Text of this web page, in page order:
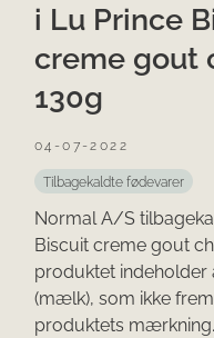
i Lu Prince
creme gout
130g
04-07-2022
Tilbagekaldte fødevarer
Normal A/S
Biscuit creme gout
produktet indeholder
(mælk), som ikke
produktets mærkning.